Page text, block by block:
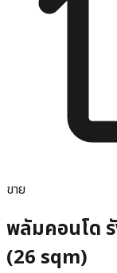
ขาย
พลัมคอนโด
(26 sqm)